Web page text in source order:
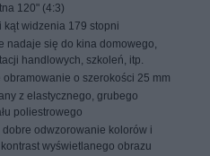
120" (4:3)
kąt widzenia 179 stopni
nadaje się do kina domowego,
handlowych, szkoleń, itp.
obramowanie o szerokości 25 mm
z elastycznego, grubego
poliestrowego
dobre odwzorowanie kolorów i
wyświetlanego obrazu